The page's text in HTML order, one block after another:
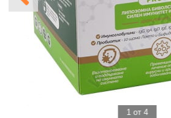
1 от 4